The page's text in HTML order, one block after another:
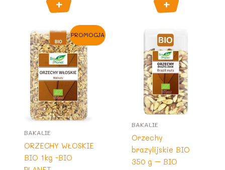
PROMOCJA
BAKALIE
ORZECHY WŁOSKIE
BIO 1kg -BIO
BAKALIE
Orzechy
brazylijskie BIO
350 g – BIO